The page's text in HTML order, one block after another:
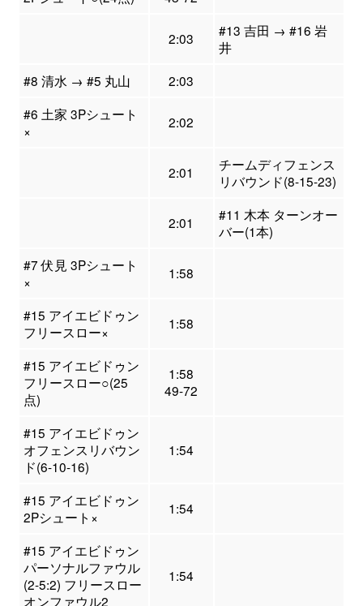
2:03
#13 吉田 → #16 岩
井
#8 清水 → #5 丸山
2:03
#6 土家 3Pシュート
×
2:02
2:01
チームディフェンス
リバウンド(8-15-23)
2:01
#11 木本 ターンオー
バー(1本)
#7 伏見 3Pシュート
×
1:58
#15 アイエビドゥン
フリースロー×
1:58
#15 アイエビドゥン
フリースロー○(25
点)
1:58
49-72
#15 アイエビドゥン
オフェンスリバウン
ド(6-10-16)
1:54
#15 アイエビドゥン
2Pシュート×
1:54
#15 アイエビドゥン
パーソナルファウル
(2-5:2) フリースロー
オンファウル2
1:54